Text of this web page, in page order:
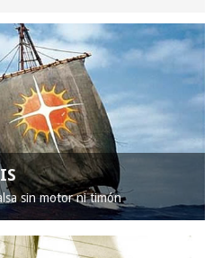
sin motor ni timón